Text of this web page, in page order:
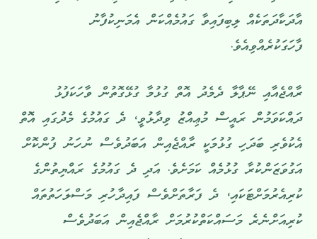
އާދަކާދަތަކެއް ލިބިފައިވާ ގައުމެއްކަން އެމަނިކުފާނު
ފާހަގަކުރެއްވިއެވެ.
ރާއްޖެއާއި ނޭޕާލާ ދެމެދު އޮތް ގުޅުމާ ގުޅޭގޮތުން ވާހަކަފުޅު
ދައްކަވަމުން ރައީސް މުޢިއްޒު ވިދާޅުވީ، ދެ ގައުމުގެ މެދުގައި އޮތް
އެކުވެރި ބަދަހި ގުޅުމަކީ ރާއްޖެއިން އަބަދުވެސް ނުހަނު ފުންކޮށް
އަގުވަޒަންކުރާ ގުޅުމެއް ކަމަށެވެ. އަދި ދެ ގައުމުގެ ރައްޔިތުންގެ
ކުރިއެރުމަށްޓަކައި، ދެ ފަރާތަށްވެސް ފައިދާހުރި މަސްލަހަތުތައް
ކުރިއަށްނެރެ މަސައްކަތްކުރުމަށް ރާއްޖެއިން އަބަދުވެސް